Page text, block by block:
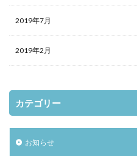
2019年7月
2019年2月
カテゴリー
お知らせ